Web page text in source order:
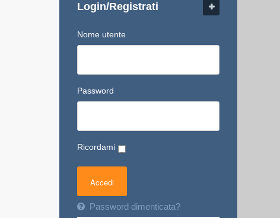
Login/Registrati
Nome utente
Password
Ricordami
Password dimenticata?